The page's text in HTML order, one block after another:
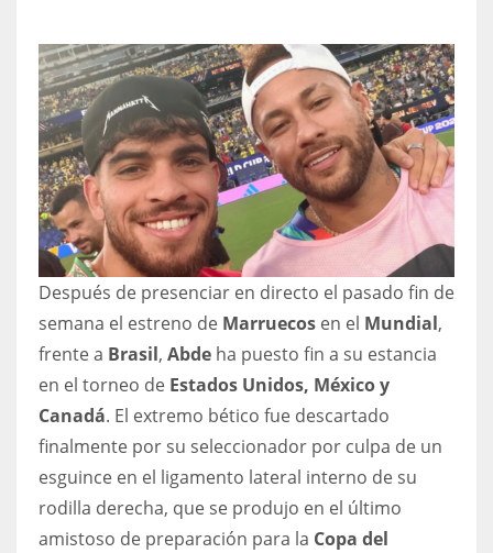
3
ATL
24
IND
34
24
20
Después de presenciar en directo el pasado fin de
semana el estreno de Marruecos en el Mundial,
frente a Brasil, Abde ha puesto fin a su estancia
en el torneo de Estados Unidos, México y
Canadá. El extremo bético fue descartado
finalmente por su seleccionador por culpa de un
esguince en el ligamento lateral interno de su
rodilla derecha, que se produjo en el último
amistoso de preparación para la Copa del